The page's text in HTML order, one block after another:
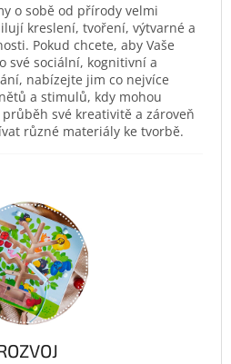
o sobě od přírody velmi
kreslení, tvoření, výtvarné a
Pokud chcete, aby Vaše
své sociální, kognitivní a
nabízejte jim co nejvíce
a stimulů, kdy mohou
své kreativitě a zároveň
různé materiály ke tvorbě.